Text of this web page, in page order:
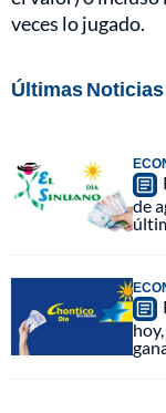
veces lo jugado.
Últimas Noticias
de